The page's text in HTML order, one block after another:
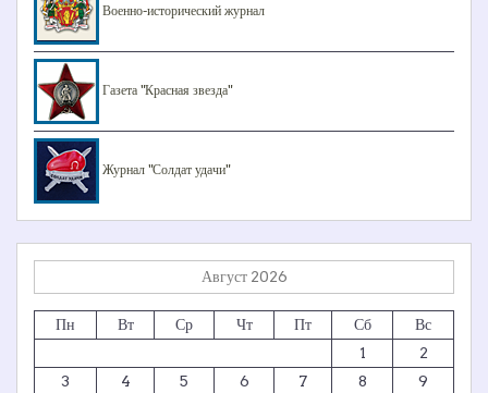
Военно-исторический журнал
Газета "Красная звезда"
Журнал "Солдат удачи"
Август 2026
Пн Вт Ср Чт Пт Сб
Вс
1
2
3
4 5 6 7 8 9